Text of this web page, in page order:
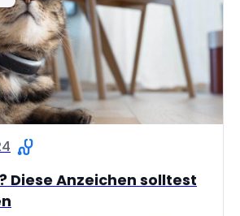
Diese Anzeichen solltest